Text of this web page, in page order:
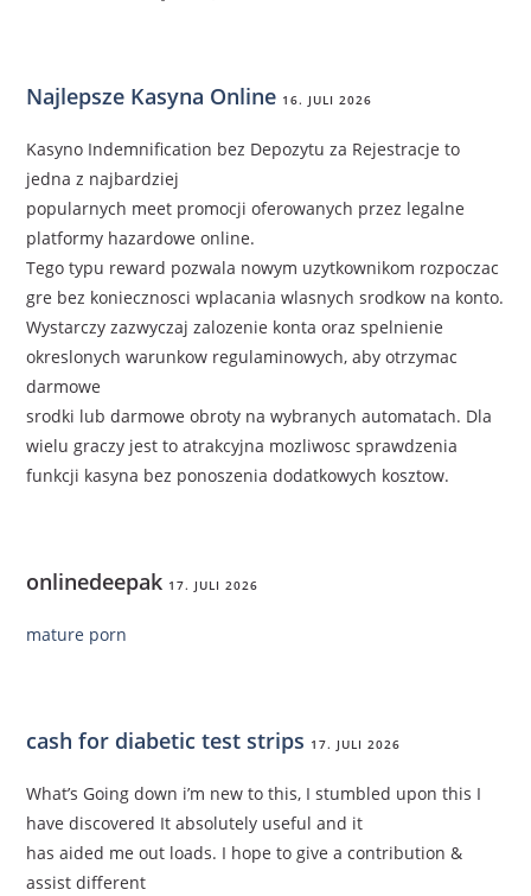
Najlepsze Kasyna Online 16. JULI 2026
Kasyno Indemnification bez Depozytu za Rejestracje to
jedna z najbardziej
popularnych meet promocji oferowanych przez legalne
platformy hazardowe online.
Tego typu reward pozwala nowym uzytkownikom rozpoczac
gre bez koniecznosci wplacania wlasnych srodkow na konto.
Wystarczy zazwyczaj zalozenie konta oraz spelnienie
okreslonych warunkow regulaminowych, aby otrzymac
darmowe
srodki lub darmowe obroty na wybranych automatach. Dla
wielu graczy jest to atrakcyjna mozliwosc sprawdzenia
funkcji kasyna bez ponoszenia dodatkowych kosztow.
onlinedeepak 17. JULI 2026
mature porn
cash for diabetic test strips 17. JULI 2026
What’s Going down i’m new to this, I stumbled upon this I
have discovered It absolutely useful and it
has aided me out loads. I hope to give a contribution &
assist different